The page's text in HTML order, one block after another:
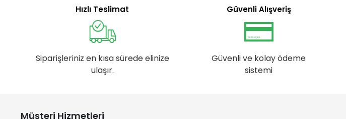
Hızlı Teslimat
Siparişleriniz en kısa sürede elinize
ulaşır.
Güvenli Alışveriş
Güvenli ve kolay ödeme
sistemi
Müşteri Hizmetleri